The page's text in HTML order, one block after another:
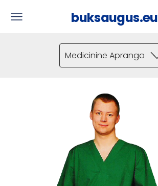
buksaugus.eu
Medicininė Apranga